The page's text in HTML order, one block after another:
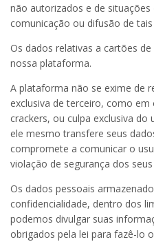
não autorizados e de
comunicação ou difusão de
Os dados relativas a cartões
nossa plataforma.
A plataforma não se exime de
exclusiva de terceiro, como
crackers, ou culpa exclusiva
ele mesmo transfere seus
compromete a comunicar o
violação de segurança dos
Os dados pessoais
confidencialidade, dentro dos
podemos divulgar suas
obrigados pela lei para fazê-lo